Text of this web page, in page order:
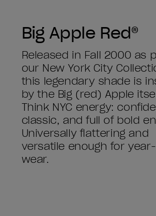
Big Apple Red®
Released in Fall 2000 as
our New York City
this legendary shade is
by the Big (red) Apple
Think NYC energy:
classic, and full of bold
Universally flattering and
versatile enough for
wear.